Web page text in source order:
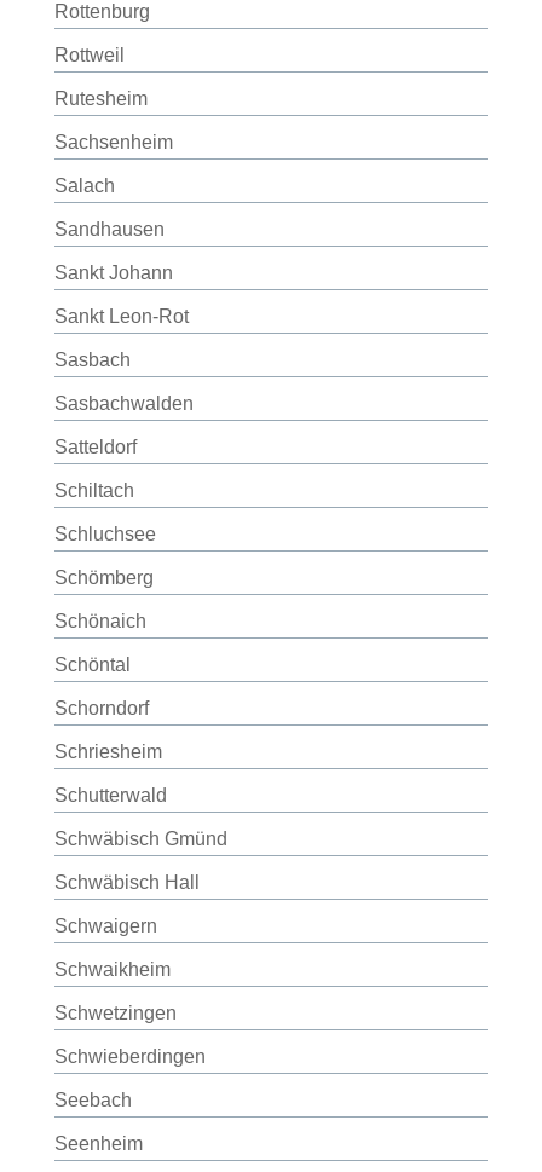
Rottenburg
Rottweil
Rutesheim
Sachsenheim
Salach
Sandhausen
Sankt Johann
Sankt Leon-Rot
Sasbach
Sasbachwalden
Satteldorf
Schiltach
Schluchsee
Schömberg
Schönaich
Schöntal
Schorndorf
Schriesheim
Schutterwald
Schwäbisch Gmünd
Schwäbisch Hall
Schwaigern
Schwaikheim
Schwetzingen
Schwieberdingen
Seebach
Seenheim